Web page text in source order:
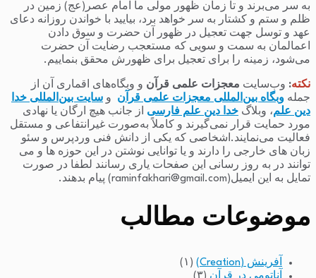
به سر می‌برند و تا زمان ظهور مولی ما امام عصر(عج) زمین در
ظلم و ستم و کشتار به سر خواهد برد، بیایید با خواندن روزانه دعای
عهد و توسل جهت تعجیل در ظهور آن حضرت و سوق دادن
اعمالمان به سمت و سویی که مستعجب رضایت آن حضرت
می‌شود، زمینه را برای تعجیل برای ظهورش محقق بنماییم.
نکته: وب‌سایت معجزات علمی قرآن و وبگاه‌های اقماری آن از
جمله وبگاه بین‌المللی معجزات علمی قرآن و سایت بین‌المللی خدا
دین علم، وبلاگ خدا دین علم فارسی از جانب هیچ ارگان یا نهادی
مورد حمایت قرار نمی‌گیرند و کاملاً به‌صورت غیرانتفاعی و مستقل
فعالیت می‌نمایند.اشخاصی که یکی از دانش فنی وردپرس و سئو
زبان های خارجی را دارند و یا توانایی نوشتن در این حوزه ها و می
توانند در به روز رسانی این صفحات یاری رسانند لطفا در صورت
تمایل به این ایمیل(raminfakhari@gmail.com) پیام بدهند.
موضوعات مطالب
آفرینش (Creation)
(۱)